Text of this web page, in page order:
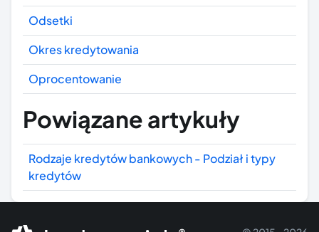
Odsetki
Okres kredytowania
Oprocentowanie
Powiązane artykuły
Rodzaje kredytów bankowych - Podział i typy
kredytów